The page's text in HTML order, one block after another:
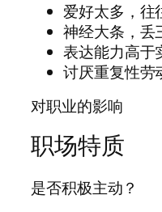
爱好太多，往
神经大条，丢
表达能力高于
讨厌重复性劳
对职业的影响
职场特质
是否积极主动？